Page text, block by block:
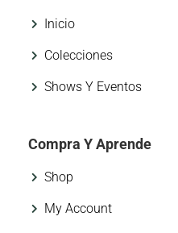
Inicio
Colecciones
Shows Y Eventos
Compra Y Aprende
Shop
My Account